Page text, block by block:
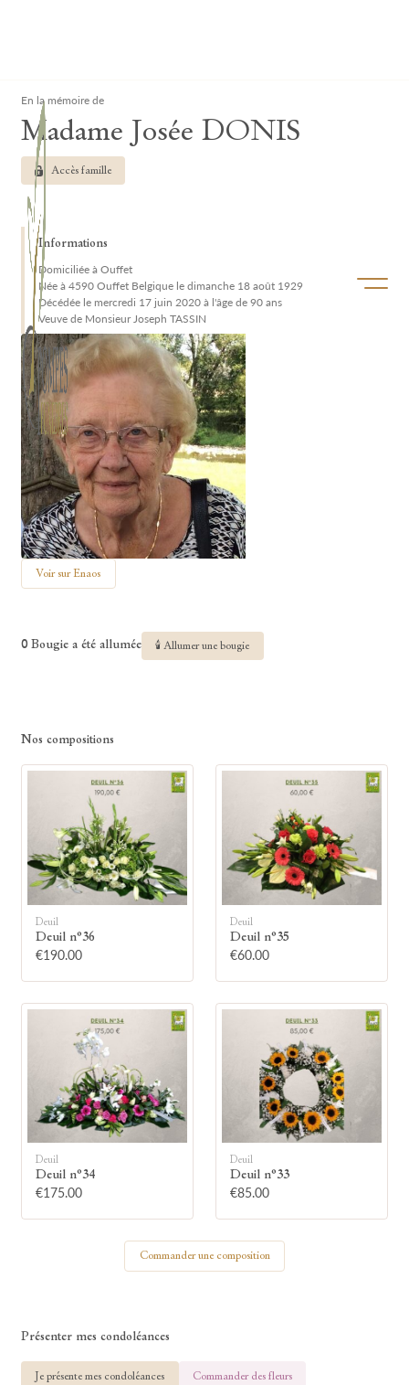
Ouvrir/
En la mémoire de
Madame Josée DONIS
Accès famille
Informations
Domiciliée à Ouffet
Née à 4590 Ouffet Belgique le dimanche 18 août 1929
Décédée le mercredi 17 juin 2020 à l'âge de 90 ans
Veuve de Monsieur Joseph TASSIN
Voir sur Enaos
0 Bougie a été allumée 🕯 Allumer une bougie
Allumez une bougie
Montrez votre soutien à la famille en
allumant symboliquement une bougie.
Votre prénom
Nos compositions
Deuil
Deuil n°36
€190.00
Deuil
Deuil n°35
€60.00
Deuil
Deuil n°34
€175.00
Deuil
Deuil n°33
€85.00
Commander une composition
Présenter mes condoléances
Je présente mes condoléances Commander des fleurs